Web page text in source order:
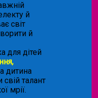
й
світ
й
для дітей
дитина
талант
мрії.